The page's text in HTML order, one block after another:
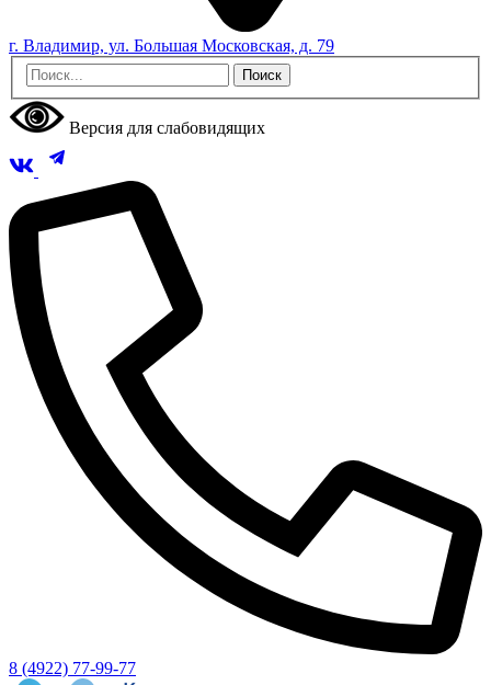
г. Владимир, ул. Большая Московская, д. 79
Версия для слабовидящих
8 (4922) 77-99-77